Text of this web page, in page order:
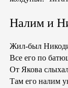
Налим и
Жил-был
Все его по
От Якова
Там его налим